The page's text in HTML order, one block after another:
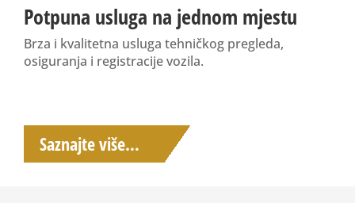
Potpuna usluga na jednom mjestu
Brza i kvalitetna usluga tehničkog pregleda,
osiguranja i registracije vozila.
Saznajte više…